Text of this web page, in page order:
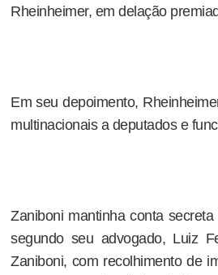
Rheinheimer, em delação
Em seu depoimento,
multinacionais a deputados e
Zaniboni mantinha conta
segundo seu advogado, Luiz
Zaniboni, com recolhimento de